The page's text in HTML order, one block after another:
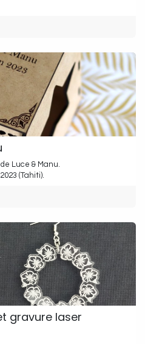
Luce & Manu.
(Tahiti).
gravure laser